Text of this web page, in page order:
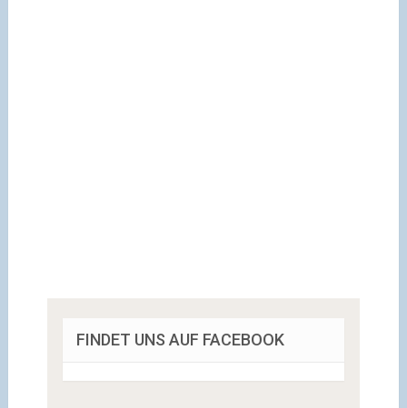
FINDET UNS AUF FACEBOOK